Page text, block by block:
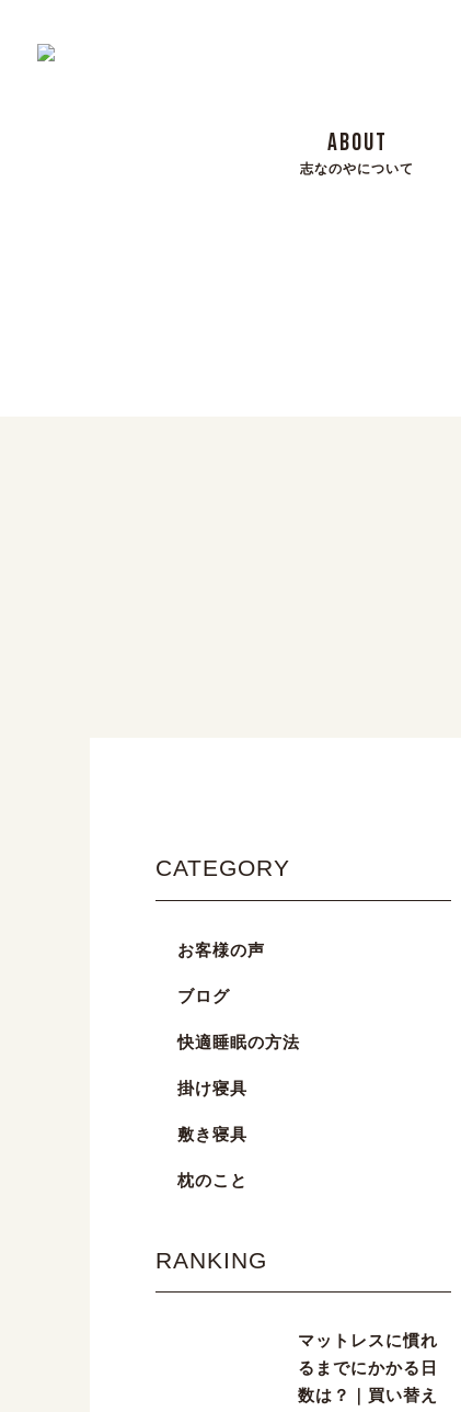
ABOUT
志なのやについて
CATEGORY
お客様の声
ブログ
快適睡眠の方法
掛け寝具
敷き寝具
枕のこと
RANKING
マットレスに慣れ
るまでにかかる日
数は？｜買い替え